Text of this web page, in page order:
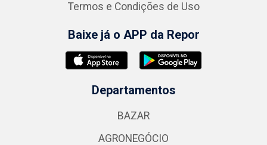
Termos e Condições de Uso
Baixe já o APP da Repor
Departamentos
BAZAR
AGRONEGÓCIO